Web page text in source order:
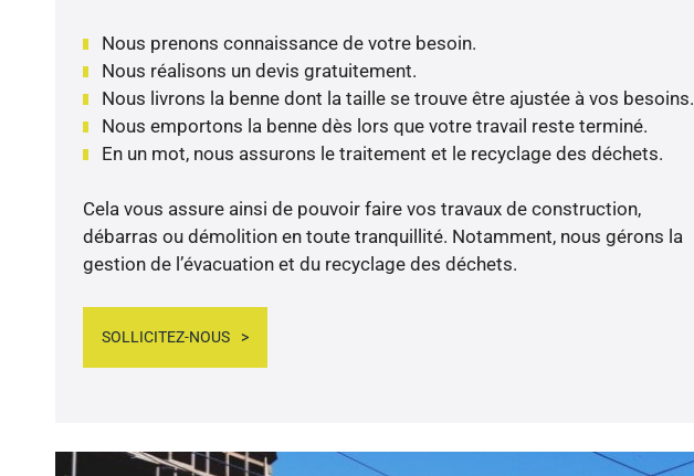
Nous prenons connaissance de votre besoin.
Nous réalisons un devis gratuitement.
Nous livrons la benne dont la taille se trouve être ajustée à vos besoins.
Nous emportons la benne dès lors que votre travail reste terminé.
En un mot, nous assurons le traitement et le recyclage des déchets.
Cela vous assure ainsi de pouvoir faire vos travaux de construction,
débarras ou démolition en toute tranquillité. Notamment, nous gérons la
gestion de l’évacuation et du recyclage des déchets.
SOLLICITEZ-NOUS